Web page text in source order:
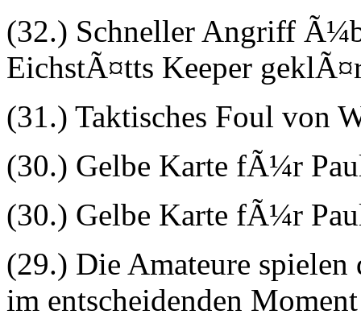
(32.) Schneller Angriff
EichstÃ¤tts Keeper
(31.) Taktisches Foul von
(30.) Gelbe Karte fÃ¼r
(30.) Gelbe Karte fÃ¼r
(29.) Die Amateure spielen
im entscheidenden